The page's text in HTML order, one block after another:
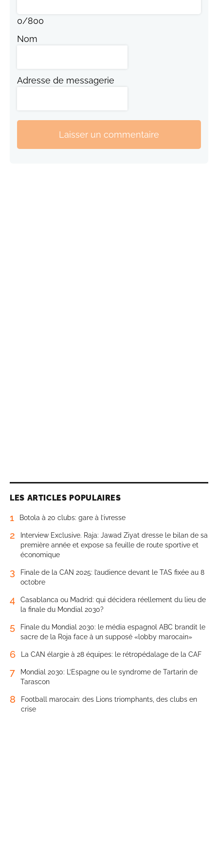
0/800
Laisser un commentaire
LES ARTICLES POPULAIRES
1 Botola à 20 clubs: gare à l’ivresse
Interview Exclusive. Raja: Jawad Ziyat dresse le bilan de sa
première année et expose sa feuille de route sportive et
économique
Finale de la CAN 2025: l’audience devant le TAS fixée au 8
octobre
Casablanca ou Madrid: qui décidera réellement du lieu de
la finale du Mondial 2030?
Finale du Mondial 2030: le média espagnol ABC brandit le
sacre de la Roja face à un supposé «lobby marocain»
6 La CAN élargie à 28 équipes: le rétropédalage de la CAF
Mondial 2030: L’Espagne ou le syndrome de Tartarin de
Tarascon
Football marocain: des Lions triomphants, des clubs en